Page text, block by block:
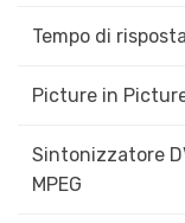
Tempo di
Picture in
Sintonizzatore
MPEG